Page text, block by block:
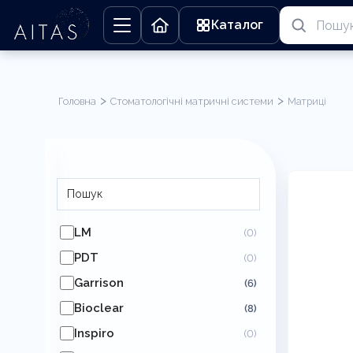
Каталог
Головна > Стоматологічні матричні системи > Матриці
LM (0)
PDT (0)
Garrison (6)
Bioclear (8)
Inspiro (0)